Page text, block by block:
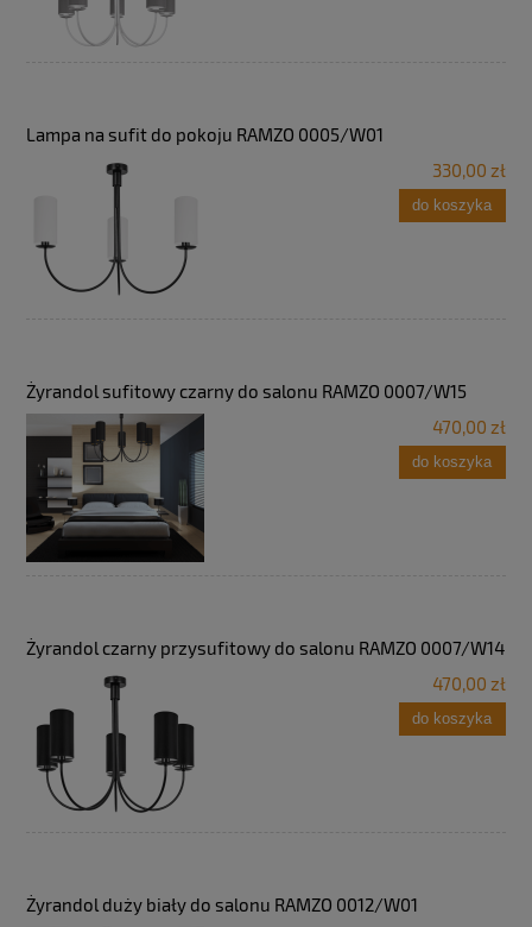
Lampa na sufit do pokoju RAMZO 0005/W01
330,00 zł
do koszyka
Żyrandol sufitowy czarny do salonu RAMZO 0007/W15
470,00 zł
do koszyka
Żyrandol czarny przysufitowy do salonu RAMZO 0007/W14
470,00 zł
do koszyka
Żyrandol duży biały do salonu RAMZO 0012/W01